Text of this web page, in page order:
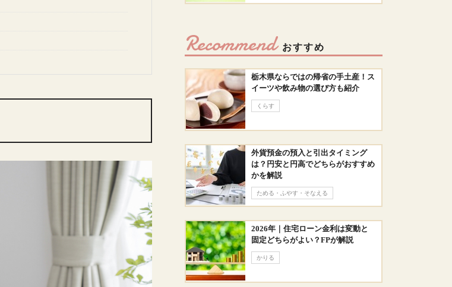
Recommend おすすめ
栃木県ならではの帰省の手土産！ス
イーツや飲み物の選び方も紹介
くらす
外貨預金の預入と引出タイミング
は？円安と円高でどちらがおすすめ
かを解説
ためる・ふやす・そなえる
2026年｜住宅ローン金利は変動と
固定どちらがよい？FPが解説
かりる